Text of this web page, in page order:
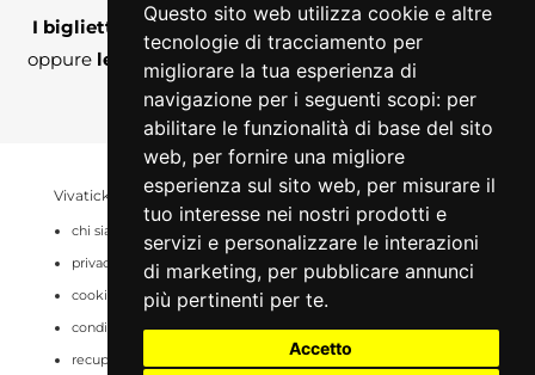
Questo sito web utilizza cookie e altre
tecnologie di tracciamento per
migliorare la tua esperienza di
navigazione per i seguenti scopi: per
abilitare le funzionalità di base del sito
web, per fornire una migliore
esperienza sul sito web, per misurare il
tuo interesse nei nostri prodotti e
servizi e personalizzare le interazioni
di marketing, per pubblicare annunci
più pertinenti per te.
Accetto
I biglietti non sono ancora in vendita su Vivaticket
oppure le vendite sono momentaneamente sospese
o chiuse
Vivaticket
chi siamo
privacy
cookie
condizioni generali
recupero prenotazioni
Aiuto e Assistenza
guida al servizio
domande frequenti
modalità di pagamento
assistenza
odr